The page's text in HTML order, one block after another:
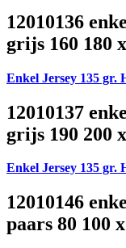
12010136
grijs 160 180
Enkel Jersey 135 gr.
12010137
grijs 190 200
Enkel Jersey 135 gr.
12010146
paars 80 100